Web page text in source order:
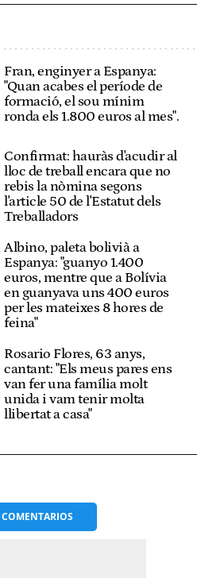
Fran, enginyer a Espanya:
"Quan acabes el període de
formació, el sou mínim
ronda els 1.800 euros al mes".
Confirmat: hauràs d'acudir al
lloc de treball encara que no
rebis la nòmina segons
l'article 50 de l'Estatut dels
Treballadors
Albino, paleta bolivià a
Espanya: "guanyo 1.400
euros, mentre que a Bolívia
en guanyava uns 400 euros
per les mateixes 8 hores de
feina"
Rosario Flores, 63 anys,
cantant: "Els meus pares ens
van fer una família molt
unida i vam tenir molta
llibertat a casa"
COMENTARIOS